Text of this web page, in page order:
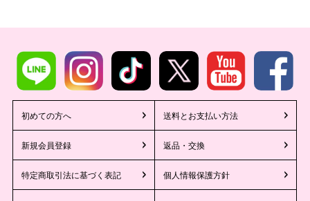
初めての方へ 送料とお支払い方法
新規会員登録 返品・交換
特定商取引法に基づく表記 個人情報保護方針